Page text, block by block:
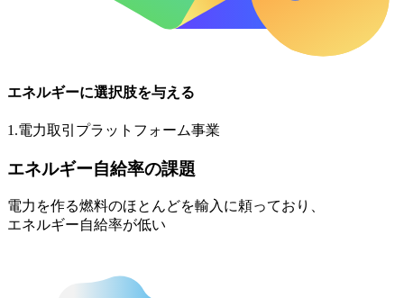
エネルギーに選択肢を与える
1 .電力取引プラットフォーム事業
エネルギー自給率の課題
電力を作る燃料のほとんどを輸入に頼っており、
エネルギー自給率が低い